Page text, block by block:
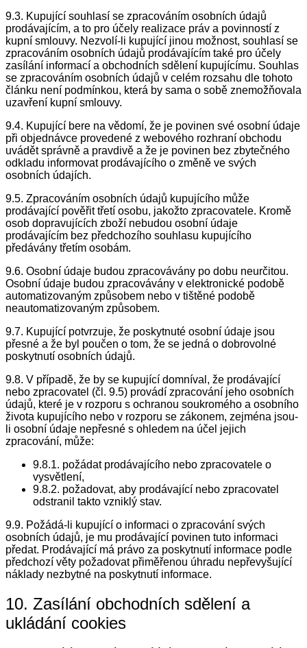
9.3. Kupující souhlasí se zpracováním osobních údajů
prodávajícím, a to pro účely realizace práv a povinností z
kupní smlouvy. Nezvolí-li kupující jinou možnost, souhlasí se
zpracováním osobních údajů prodávajícím také pro účely
zasílání informací a obchodních sdělení kupujícímu. Souhlas
se zpracováním osobních údajů v celém rozsahu dle tohoto
článku není podmínkou, která by sama o sobě znemožňovala
uzavření kupní smlouvy.
9.4. Kupující bere na vědomí, že je povinen své osobní údaje
při objednávce provedené z webového rozhraní obchodu
uvádět správně a pravdivě a že je povinen bez zbytečného
odkladu informovat prodávajícího o změně ve svých
osobních údajích.
9.5. Zpracováním osobních údajů kupujícího může
prodávající pověřit třetí osobu, jakožto zpracovatele. Kromě
osob dopravujících zboží nebudou osobní údaje
prodávajícím bez předchozího souhlasu kupujícího
předávány třetím osobám.
9.6. Osobní údaje budou zpracovávány po dobu neurčitou.
Osobní údaje budou zpracovávány v elektronické podobě
automatizovaným způsobem nebo v tištěné podobě
neautomatizovaným způsobem.
9.7. Kupující potvrzuje, že poskytnuté osobní údaje jsou
přesné a že byl poučen o tom, že se jedná o dobrovolné
poskytnutí osobních údajů.
9.8. V případě, že by se kupující domníval, že prodávající
nebo zpracovatel (čl. 9.5) provádí zpracování jeho osobních
údajů, které je v rozporu s ochranou soukromého a osobního
života kupujícího nebo v rozporu se zákonem, zejména jsou-
li osobní údaje nepřesné s ohledem na účel jejich
zpracování, může:
9.8.1. požádat prodávajícího nebo zpracovatele o
vysvětlení,
9.8.2. požadovat, aby prodávající nebo zpracovatel
odstranil takto vzniklý stav.
9.9. Požádá-li kupující o informaci o zpracování svých
osobních údajů, je mu prodávající povinen tuto informaci
předat. Prodávající má právo za poskytnutí informace podle
předchozí věty požadovat přiměřenou úhradu nepřevyšující
náklady nezbytné na poskytnutí informace.
10. Zasílání obchodních sdělení a
ukládání cookies